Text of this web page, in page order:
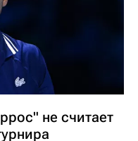
не считает